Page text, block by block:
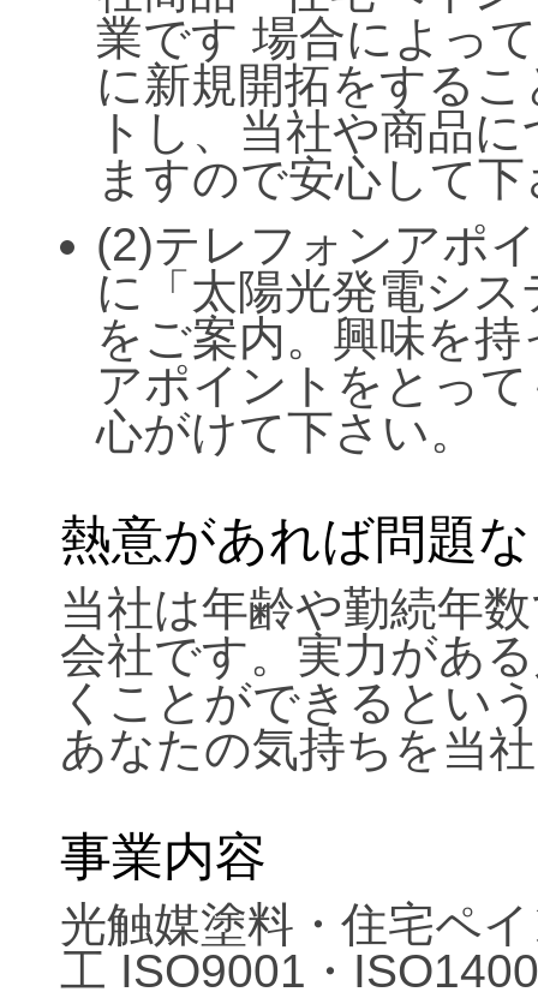
業です 場合によっ
に新規開拓をする
トし、当社や商品
ますので安心して
(2)テレフォンアポ
に「太陽光発電シ
をご案内。興味を
アポイントをとっ
心がけて下さい。
熱意があれば問題
当社は年齢や勤続年
会社です。実力があ
くことができるとい
あなたの気持ちを当
事業内容
光触媒塗料・住宅ペ
工 ISO9001・